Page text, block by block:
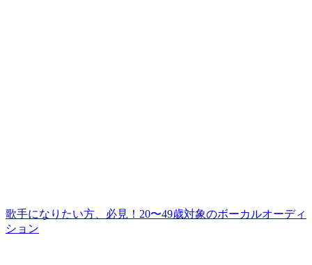
歌手になりたい方、必見！20〜49歳対象のボーカルオーディ
ション